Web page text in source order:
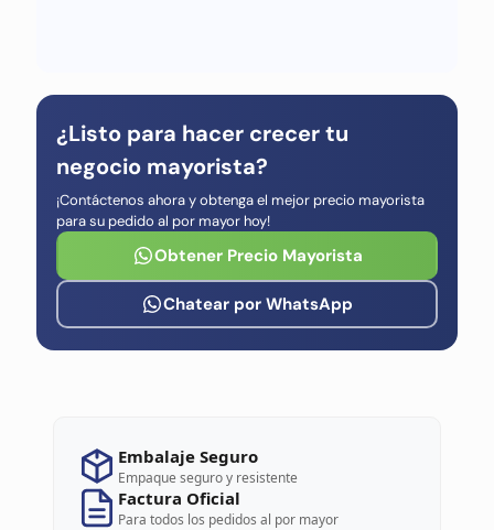
¿Listo para hacer crecer tu
negocio mayorista?
¡Contáctenos ahora y obtenga el mejor precio mayorista
para su pedido al por mayor hoy!
Obtener Precio Mayorista
Chatear por WhatsApp
Embalaje Seguro
Empaque seguro y resistente
Factura Oficial
Para todos los pedidos al por mayor